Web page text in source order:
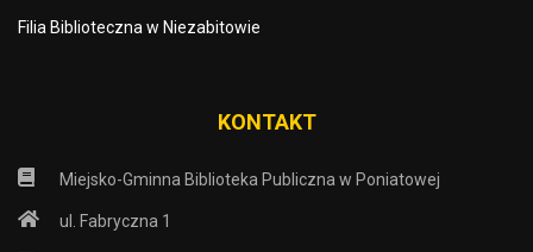
Filia Biblioteczna w Niezabitowie
KONTAKT
Miejsko-Gminna Biblioteka Publiczna w Poniatowej
ul. Fabryczna 1